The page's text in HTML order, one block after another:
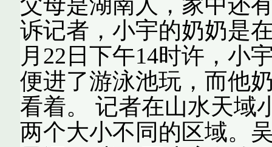
诉记者，小宇的奶奶是
月22日下午14时许，小
便进了游泳池玩，而他
看着。 记者在山水天域
两个大小不同的区域。